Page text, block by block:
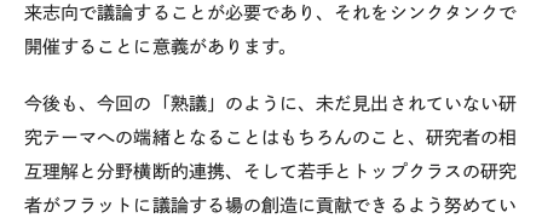
来志向で議論することが必要であり、それをシンクタンクで
開催することに意義があります。
今後も、今回の「熟議」のように、未だ見出されていない研
究テーマへの端緒となることはもちろんのこと、研究者の相
互理解と分野横断的連携、そして若手とトップクラスの研究
者がフラットに議論する場の創造に貢献できるよう努めてい